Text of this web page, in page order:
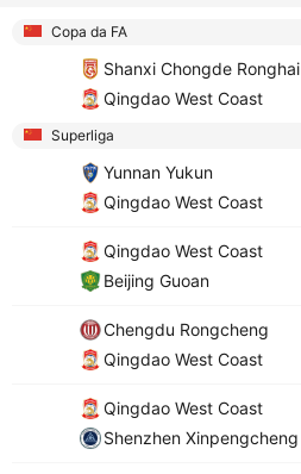
Copa da FA
Shanxi Chongde Ronghai
Qingdao West Coast
Superliga
Yunnan Yukun
Qingdao West Coast
Qingdao West Coast
Beijing Guoan
Chengdu Rongcheng
Qingdao West Coast
Qingdao West Coast
Shenzhen Xinpengcheng